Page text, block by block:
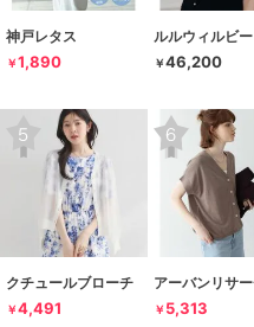
神戸レタス
￥1,890
ルルウィルビー
￥46,200
クチュールブローチ
￥4,491 ￥ 5,313